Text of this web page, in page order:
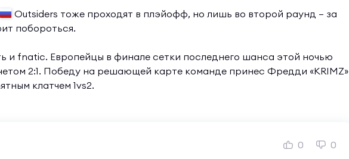
Outsiders тоже проходят в плэйофф, но лишь во второй раунд — за
побороться.
и fnatic. Европейцы в финале сетки последнего шанса этой ночью
2:1. Победу на решающей карте команде принес Фредди «KRIMZ»
клатчем 1vs2.
0 0